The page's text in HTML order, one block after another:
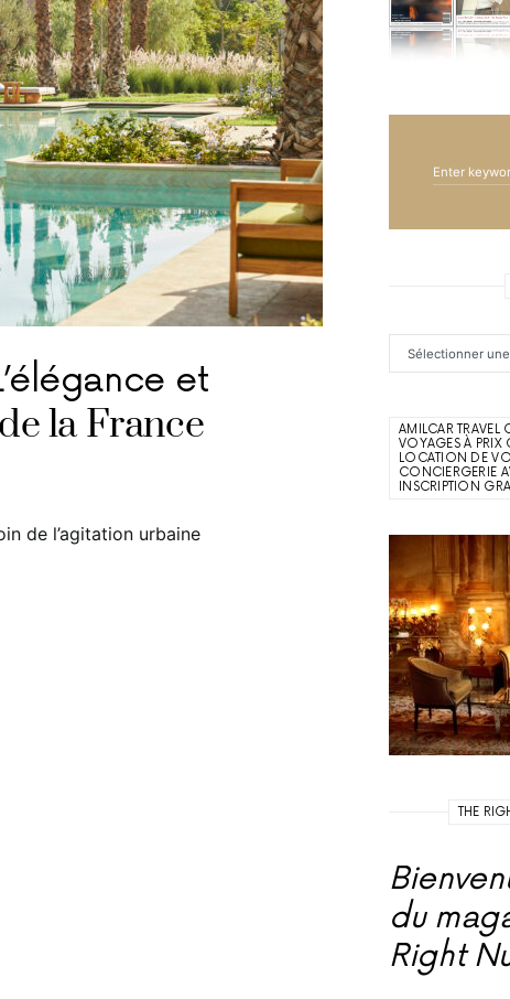
et
la France
de l’agitation urbaine
AMILCAR TRAVEL
VOYAGES À PRIX
LOCATION DE
CONCIERGERIE
INSCRIPTION
THE
du
Right